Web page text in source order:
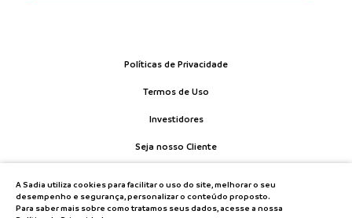
Políticas de Privacidade
Termos de Uso
Investidores
Seja nosso Cliente
A Sadia utiliza cookies para facilitar o uso do site, melhorar o seu
desempenho e segurança, personalizar o conteúdo proposto.
Para saber mais sobre como tratamos seus dados, acesse a nossa